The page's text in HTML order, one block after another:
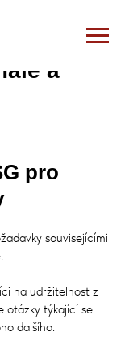
a
pro
souvisejícími
na udržitelnost z
otázky týkající se
dalšího.